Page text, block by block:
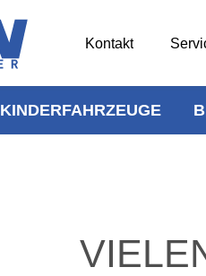
Kontakt
KINDERFAHRZEUGE